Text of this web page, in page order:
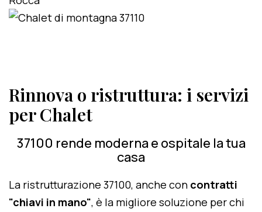
Rinnova o ristruttura: i servizi
per Chalet
37100 rende moderna e ospitale la tua
casa
La ristrutturazione 37100, anche con contratti
"chiavi in mano", è la migliore soluzione per chi